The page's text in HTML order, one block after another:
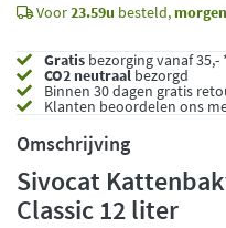
Voor23.59u besteld, morgen
Gratis bezorging vanaf 35,-
CO2 neutraalbezorgd
Binnen 30 dagen gratis
Klanten beoordelen ons
Omschrijving
Sivocat
Classic 12 liter